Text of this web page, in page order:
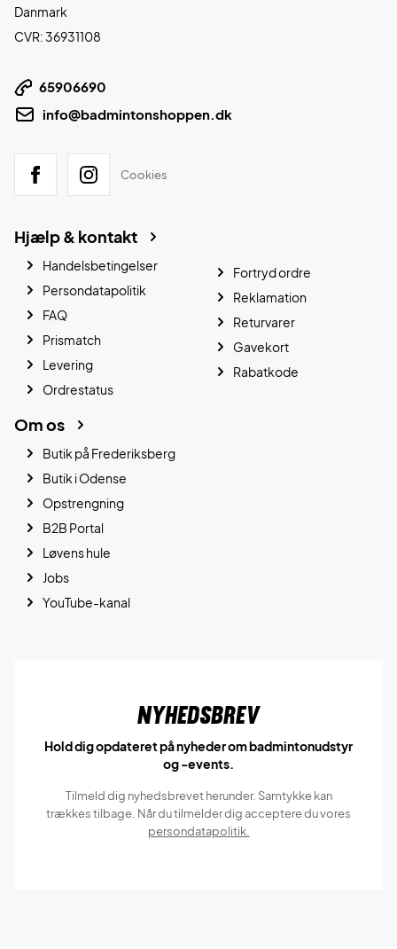
Danmark
CVR: 36931108
65906690
info@badmintonshoppen.dk
Cookies
Hjælp & kontakt
Handelsbetingelser
Persondatapolitik
FAQ
Prismatch
Levering
Ordrestatus
Fortryd ordre
Reklamation
Returvarer
Gavekort
Rabatkode
Om os
Butik på Frederiksberg
Butik i Odense
Opstrengning
B2B Portal
Løvens hule
Jobs
YouTube-kanal
Nyhedsbrev
Hold dig opdateret på nyheder om badmintonudstyr
og -events.
Tilmeld dig nyhedsbrevet herunder. Samtykke kan
trækkes tilbage. Når du tilmelder dig acceptere du vores
persondatapolitik.